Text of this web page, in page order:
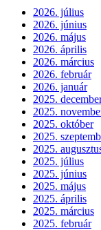
2026. július
2026. június
2026. május
2026. április
2026. március
2026. február
2026. január
2025.
2025.
2025. október
2025.
2025.
2025. július
2025. június
2025. május
2025. április
2025. március
2025. február